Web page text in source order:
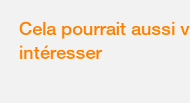
Cela pourrait aussi
intéresser